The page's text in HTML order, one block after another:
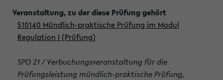
510140 Mündlich-praktische Prüfung im Modul
Regulation I (Prüfung)
SPO 21 / Verbuchungsveranstaltung für die
Prüfungsleistung mündlich-praktische Prüfung,